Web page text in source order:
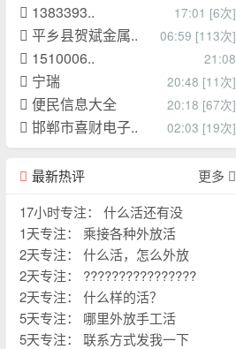
1383393.. 17:01 [6次]
平乡县贺斌金属.. 06:59 [113次]
1510006.. 21:08
宁瑞 20:48 [11次]
便民信息大全 20:18 [67次]
邯郸市喜财电子.. 02:03 [19次]
最新热评
更多
17小时专注： 什么活还有没
1天专注： 乘接各种外放活
2天专注： 什么活，怎么外放
2天专注： ????????????????
2天专注： 什么样的活？
5天专注： 哪里外放手工活
5天专注： 联系方式发我一下